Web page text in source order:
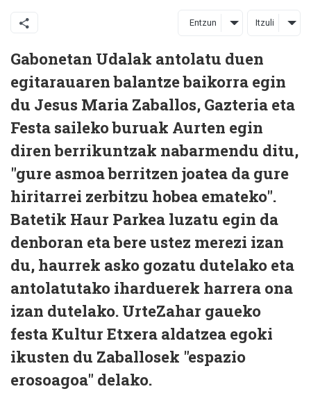
Entzun Itzuli
Gabonetan Udalak antolatu duen
egitarauaren balantze baikorra egin
du Jesus Maria Zaballos, Gazteria eta
Festa saileko buruak Aurten egin
diren berrikuntzak nabarmendu ditu,
"gure asmoa berritzen joatea da gure
hiritarrei zerbitzu hobea emateko".
Batetik Haur Parkea luzatu egin da
denboran eta bere ustez merezi izan
du, haurrek asko gozatu dutelako eta
antolatutako iharduerek harrera ona
izan dutelako. UrteZahar gaueko
festa Kultur Etxera aldatzea egoki
ikusten du Zaballosek "espazio
erosoagoa" delako.